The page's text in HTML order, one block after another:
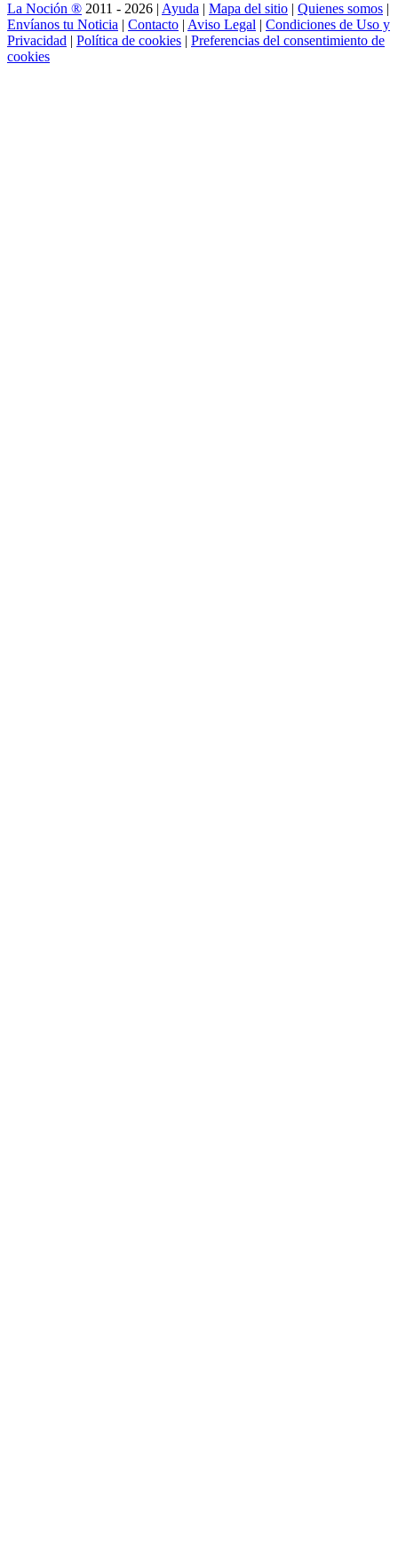
La Noción ® 2011 - 2026 | Ayuda | Mapa del sitio | Quienes somos |
Envíanos tu Noticia | Contacto | Aviso Legal | Condiciones de Uso y
Privacidad | Política de cookies | Preferencias del consentimiento de
cookies